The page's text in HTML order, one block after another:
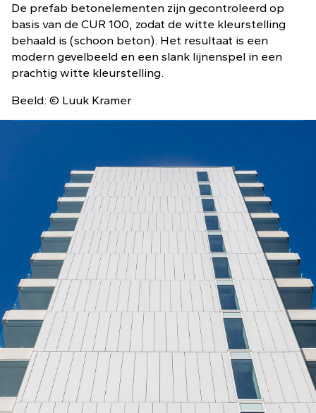
De prefab betonelementen zijn gecontroleerd op
basis van de CUR 100, zodat de witte kleurstelling
behaald is (schoon beton). Het resultaat is een
modern gevelbeeld en een slank lijnenspel in een
prachtig witte kleurstelling.
Beeld: © Luuk Kramer